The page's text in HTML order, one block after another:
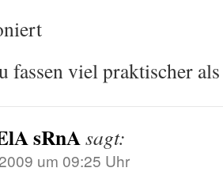
fassen viel praktischer
sRnAsagt:
um 09:25 Uhr